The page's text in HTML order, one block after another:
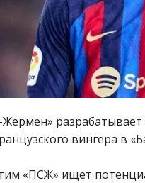
вингера в
«ПСЖ» ищет